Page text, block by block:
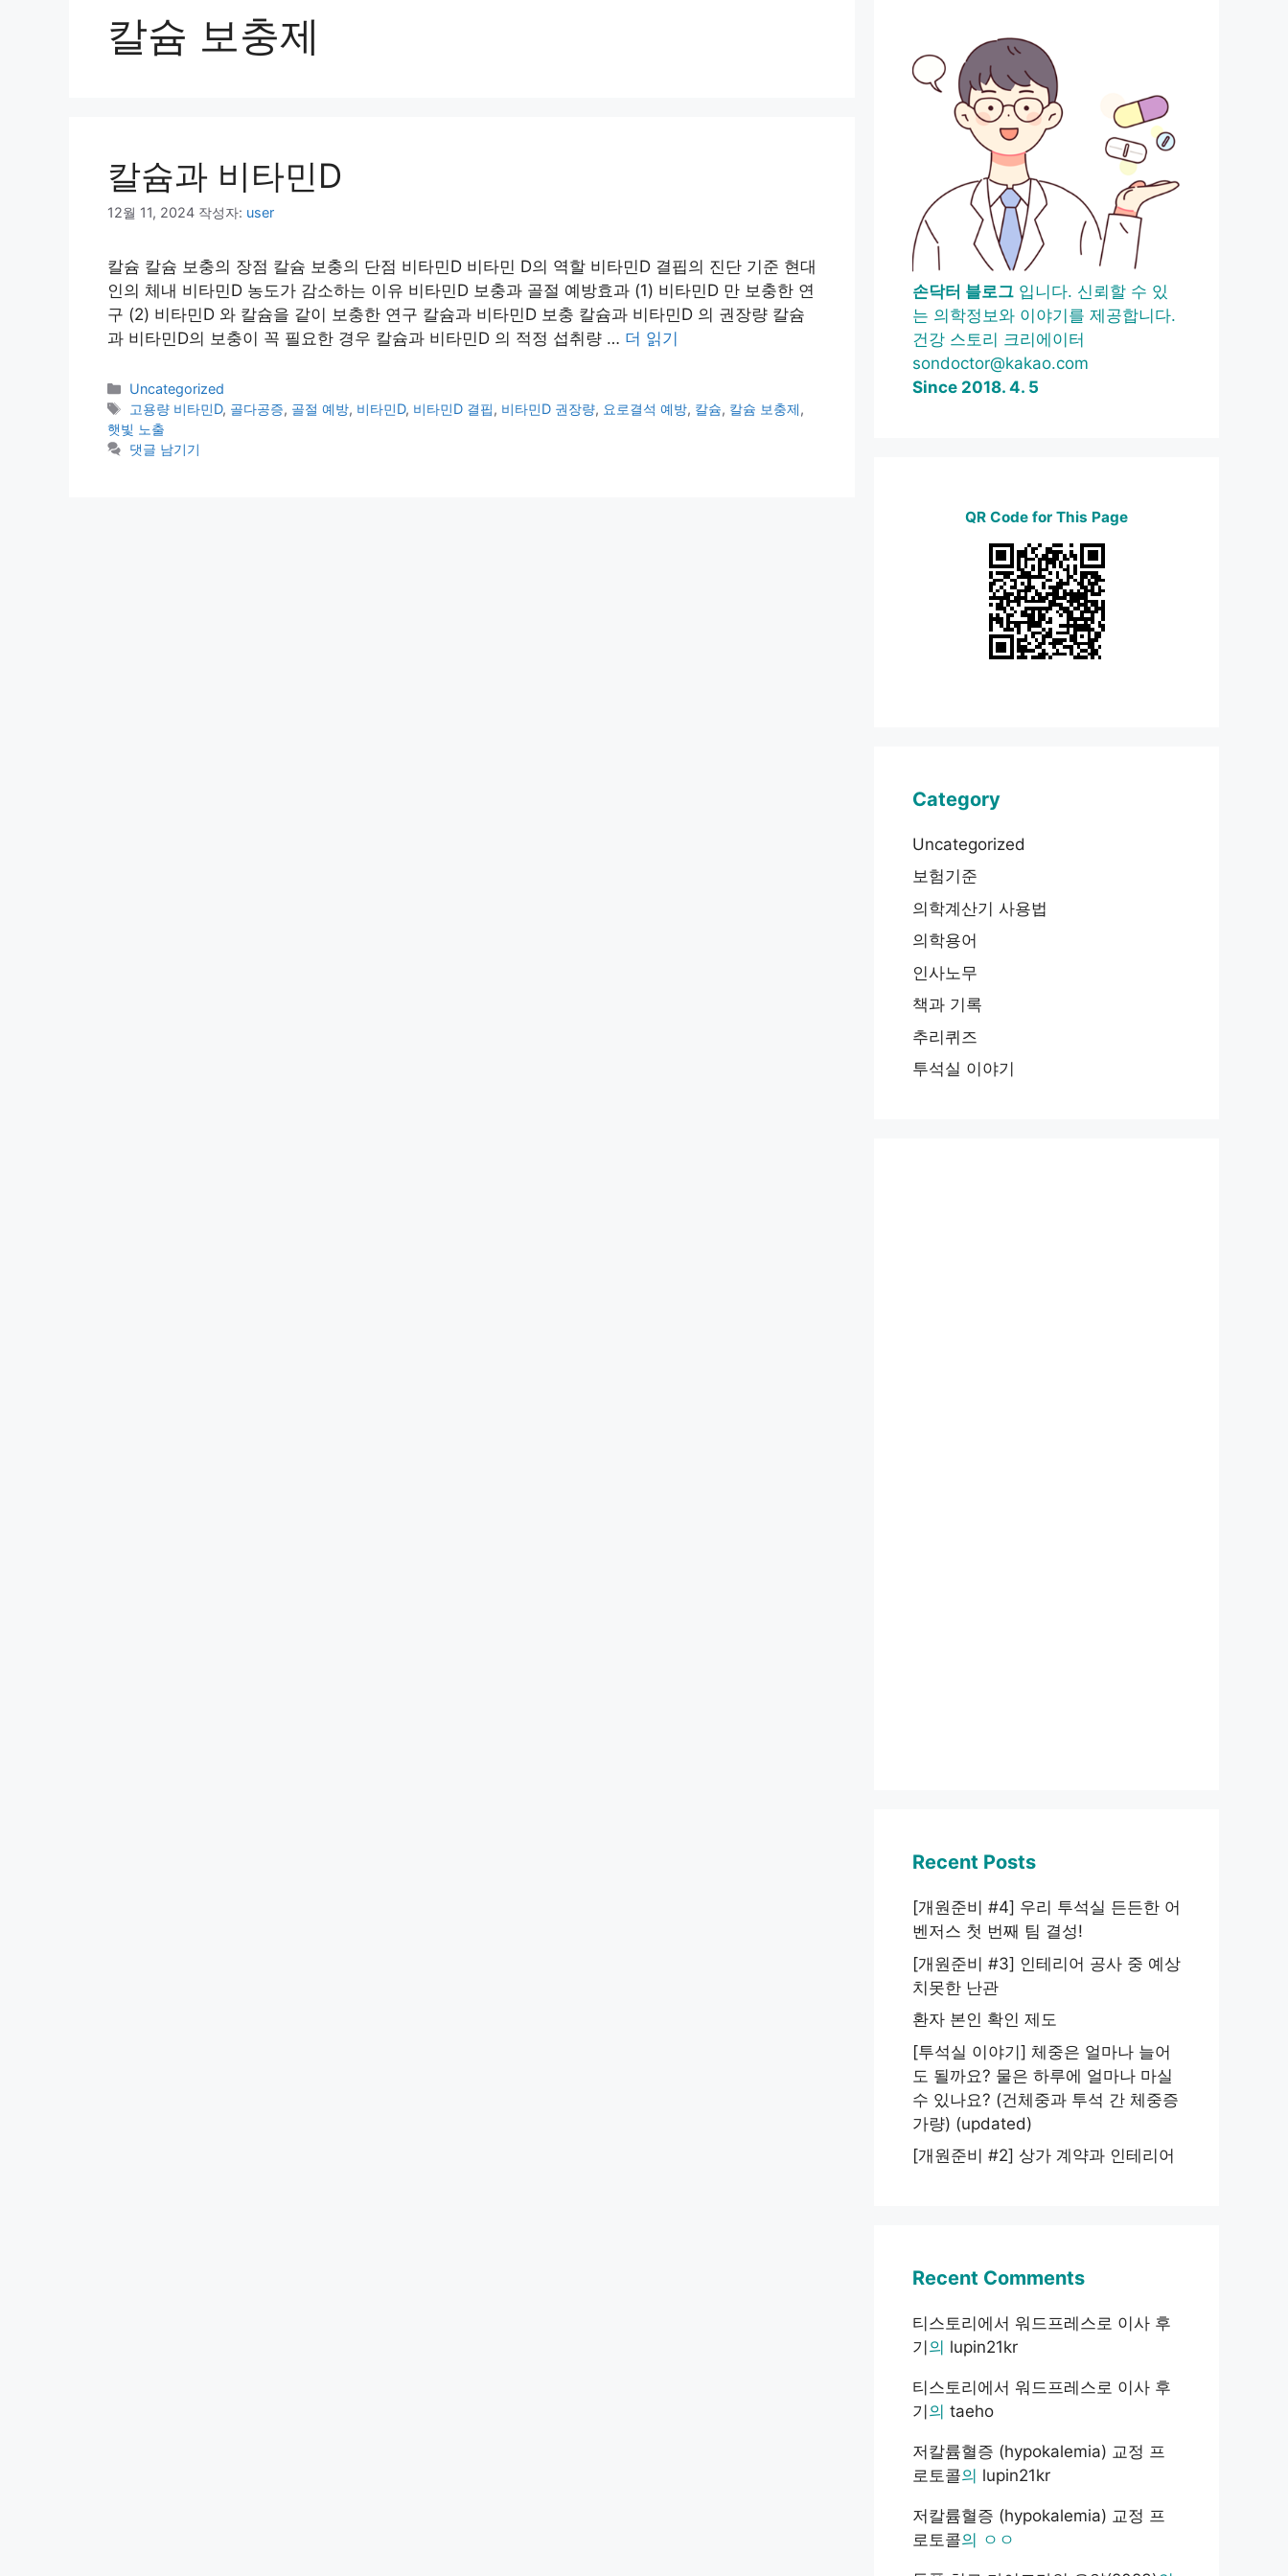
칼슘 보충제
칼슘과 비타민D
12월 11, 2024 작성자: user
칼슘 칼슘 보충의 장점 칼슘 보충의 단점 비타민D 비타민 D의 역할 비타민D 결핍의 진단 기준 현대
인의 체내 비타민D 농도가 감소하는 이유 비타민D 보충과 골절 예방효과 (1) 비타민D 만 보충한 연
구 (2) 비타민D 와 칼슘을 같이 보충한 연구 칼슘과 비타민D 보충 칼슘과 비타민D 의 권장량 칼슘
과 비타민D의 보충이 꼭 필요한 경우 칼슘과 비타민D 의 적정 섭취량 … 더 읽기
카
테
고
리
Uncategorized
태
그
고용량 비타민D, 골다공증, 골절 예방, 비타민D, 비타민D 결핍, 비타민D 권장량, 요로결석 예방, 칼슘, 칼슘 보충제,
햇빛 노출
댓글 남기기
손닥터 블로그 입니다. 신뢰할 수 있
는 의학정보와 이야기를 제공합니다.
건강 스토리 크리에이터
sondoctor@kakao.com
Since 2018. 4. 5
QR Code for This Page
Category
Uncategorized
보험기준
의학계산기 사용법
의학용어
인사노무
책과 기록
추리퀴즈
투석실 이야기
Recent Posts
[개원준비 #4] 우리 투석실 든든한 어
벤저스 첫 번째 팀 결성!
[개원준비 #3] 인테리어 공사 중 예상
치못한 난관
환자 본인 확인 제도
[투석실 이야기] 체중은 얼마나 늘어
도 될까요? 물은 하루에 얼마나 마실
수 있나요? (건체중과 투석 간 체중증
가량) (updated)
[개원준비 #2] 상가 계약과 인테리어
Recent Comments
티스토리에서 워드프레스로 이사 후
기 의 lupin21kr
티스토리에서 워드프레스로 이사 후
기 의 taeho
저칼륨혈증 (hypokalemia) 교정 프
로토콜의 lupin21kr
저칼륨혈증 (hypokalemia) 교정 프
로토콜의 ㅇㅇ